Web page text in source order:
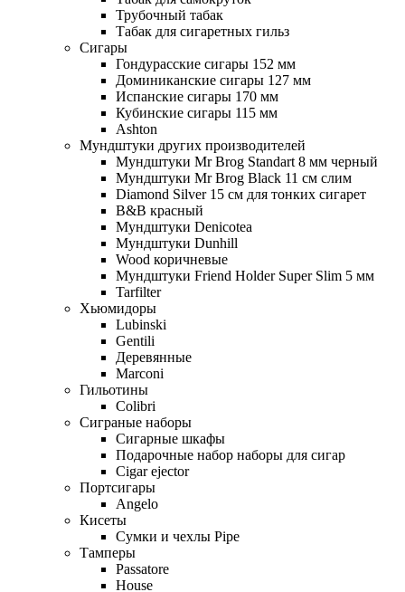
Трубочный табак
Табак для сигаретных гильз
Сигары
Гондурасские сигары 152 мм
Доминиканские сигары 127 мм
Испанские сигары 170 мм
Кубинские сигары 115 мм
Ashton
Мундштуки других производителей
Мундштуки Mr Brog Standart 8 мм черный
Мундштуки Mr Brog Black 11 см слим
Diamond Silver 15 см для тонких сигарет
B&B красный
Мундштуки Denicotea
Мундштуки Dunhill
Wood коричневые
Мундштуки Friend Holder Super Slim 5 мм
Tarfilter
Хьюмидоры
Lubinski
Gentili
Деревянные
Marconi
Гильотины
Colibri
Сиграные наборы
Сигарные шкафы
Подарочные набор наборы для сигар
Cigar ejector
Портсигары
Angelo
Кисеты
Сумки и чехлы Pipe
Тамперы
Passatore
House